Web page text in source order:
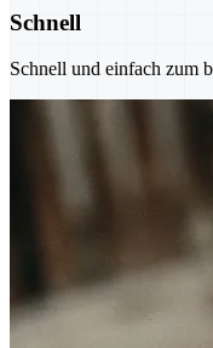
Schnell
Schnell und einfach zum